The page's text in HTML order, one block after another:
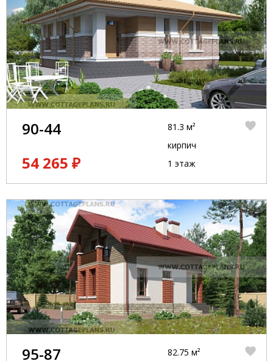
90-44
54 265 ₽
81.3 м²
кирпич
1 этаж
95-87 82.75 м²